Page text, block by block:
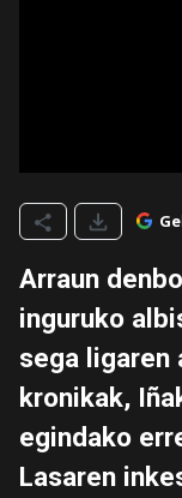
Arraun
inguruko
sega ligaren
kronikak,
egindako
Lasaren